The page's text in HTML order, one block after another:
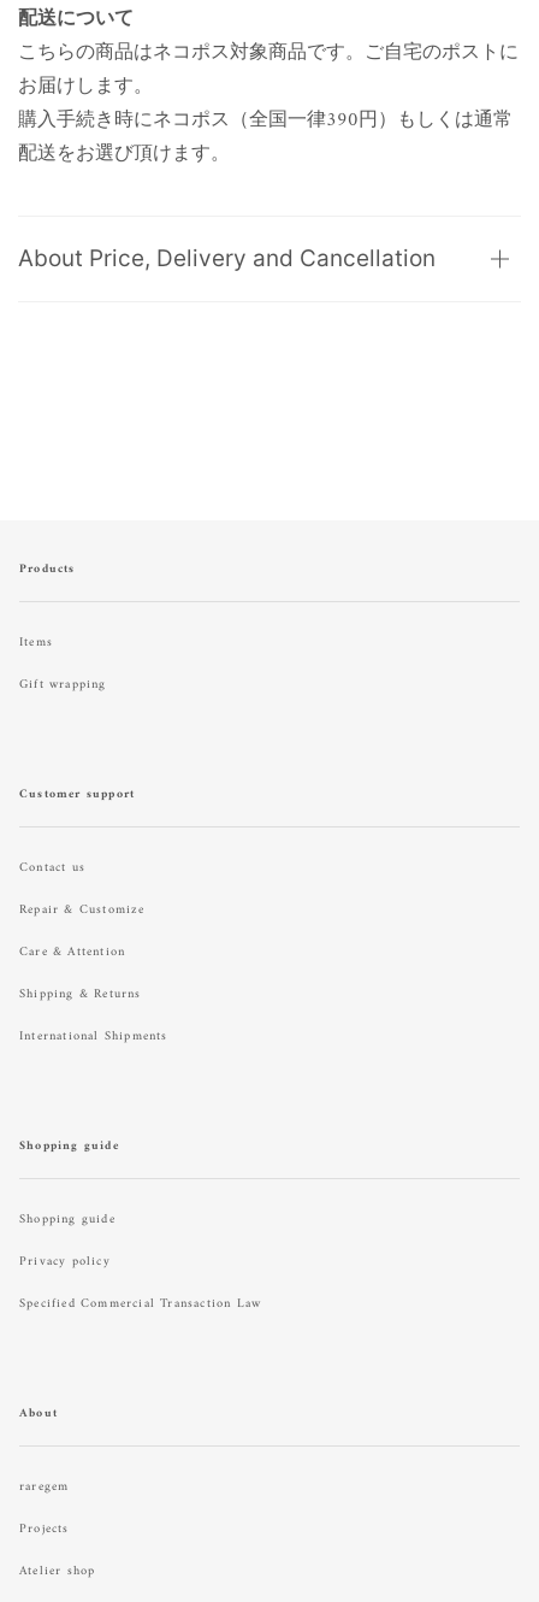
配送について
こちらの商品はネコポス対象商品です。ご自宅のポストに
お届けします。
購入手続き時にネコポス（全国一律390円）もしくは通常
配送をお選び頂けます。
About Price, Delivery and Cancellation
Products
Items
Gift wrapping
Customer support
Contact us
Repair & Customize
Care & Attention
Shipping & Returns
International Shipments
Shopping guide
Shopping guide
Privacy policy
Specified Commercial Transaction Law
About
raregem
Projects
Atelier shop